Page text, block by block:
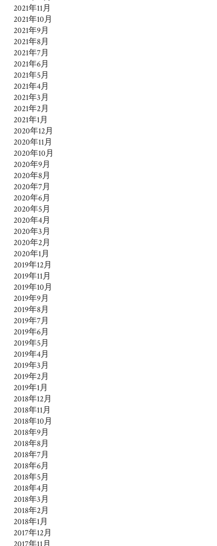
2021年11月
2021年10月
2021年9月
2021年8月
2021年7月
2021年6月
2021年5月
2021年4月
2021年3月
2021年2月
2021年1月
2020年12月
2020年11月
2020年10月
2020年9月
2020年8月
2020年7月
2020年6月
2020年5月
2020年4月
2020年3月
2020年2月
2020年1月
2019年12月
2019年11月
2019年10月
2019年9月
2019年8月
2019年7月
2019年6月
2019年5月
2019年4月
2019年3月
2019年2月
2019年1月
2018年12月
2018年11月
2018年10月
2018年9月
2018年8月
2018年7月
2018年6月
2018年5月
2018年4月
2018年3月
2018年2月
2018年1月
2017年12月
2017年11月